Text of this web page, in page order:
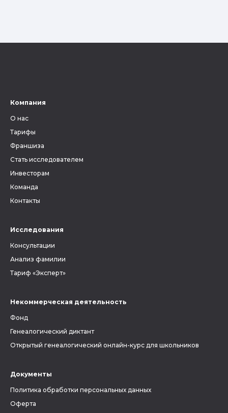
Компания
О нас
Тарифы
Франшиза
Стать исследователем
Инвесторам
Команда
Контакты
Исследования
Консультации
Анализ фамилии
Тариф «Эксперт»
Некоммерческая деятельность
Фонд
Генеалогический диктант
Открытый генеалогический онлайн-курс для школьников
Документы
Политика обработки персональных данных
Оферта